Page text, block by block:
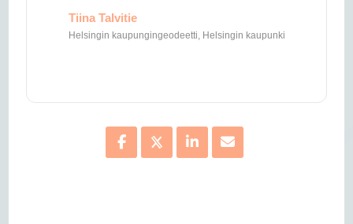
Tiina Talvitie
Helsingin kaupungingeodeetti, Helsingin kaupunki